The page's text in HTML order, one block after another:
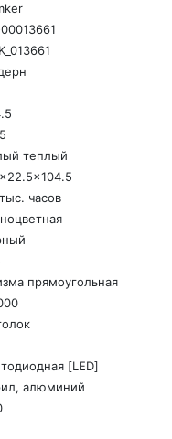
теплый
часов
прямоугольная
[LED]
алюминий